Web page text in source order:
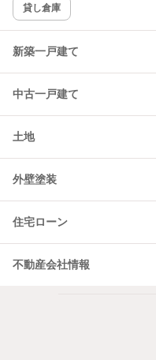
該当件数:
1件
貸し倉庫
新築一戸建て
中古一戸建て
土地
外壁塗装
住宅ローン
不動産会社情報